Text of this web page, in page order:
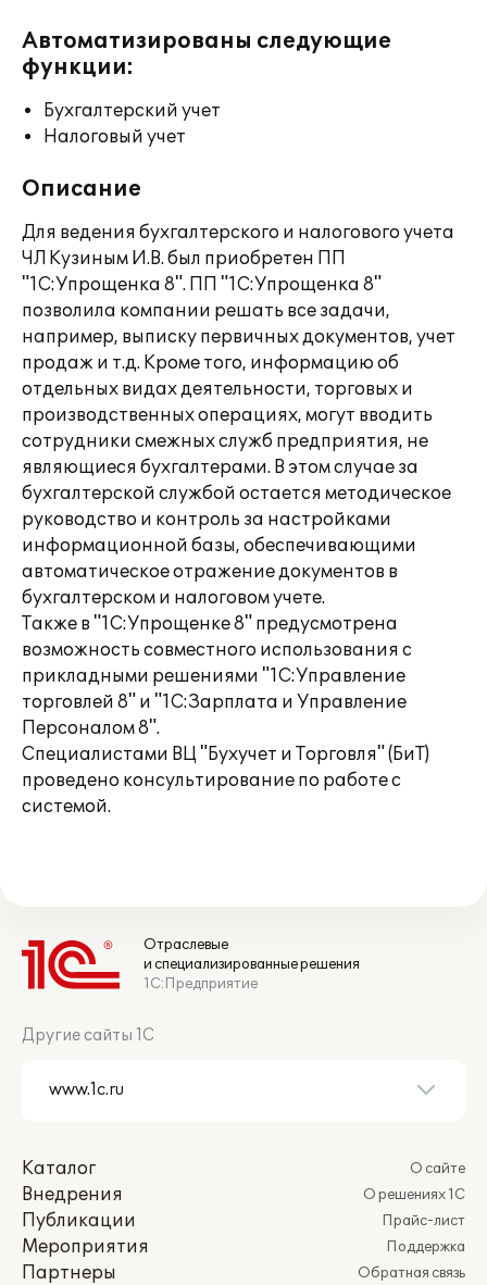
Автоматизированы следующие
функции:
Бухгалтерский учет
Налоговый учет
Описание
Для ведения бухгалтерского и налогового учета
ЧЛ Кузиным И.В. был приобретен ПП
"1С:Упрощенка 8". ПП "1С:Упрощенка 8"
позволила компании решать все задачи,
например, выписку первичных документов, учет
продаж и т.д. Кроме того, информацию об
отдельных видах деятельности, торговых и
производственных операциях, могут вводить
сотрудники смежных служб предприятия, не
являющиеся бухгалтерами. В этом случае за
бухгалтерской службой остается методическое
руководство и контроль за настройками
информационной базы, обеспечивающими
автоматическое отражение документов в
бухгалтерском и налоговом учете.
Также в "1С:Упрощенке 8" предусмотрена
возможность совместного использования с
прикладными решениями "1С:Управление
торговлей 8" и "1С:Зарплата и Управление
Персоналом 8".
Специалистами ВЦ "Бухучет и Торговля" (БиТ)
проведено консультирование по работе с
системой.
Отраслевые
и специализированные решения
1С:Предприятие
Другие сайты 1С
Каталог
Внедрения
Публикации
Мероприятия
Партнеры
О сайте
О решениях 1С
Прайс-лист
Поддержка
Обратная связь